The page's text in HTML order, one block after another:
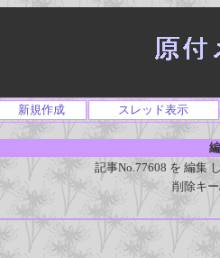
新規作成 スレッド表示
記事No.77608 を 編集
削除キ